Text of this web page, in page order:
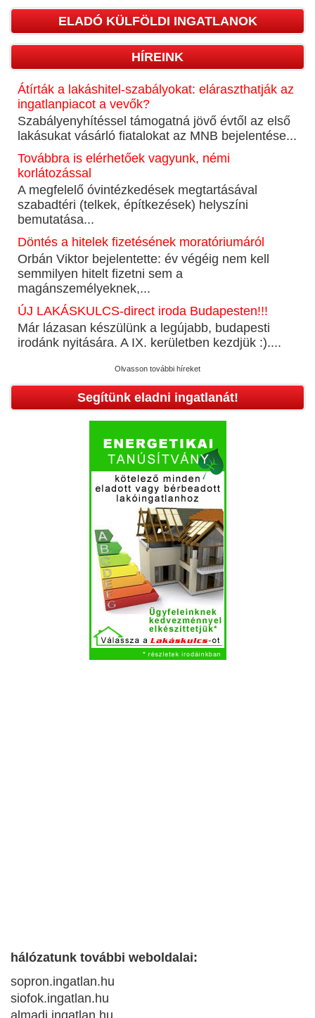
ELADÓ KÜLFÖLDI INGATLANOK
HÍREINK
Átírták a lakáshitel-szabályokat: eláraszthatják az
ingatlanpiacot a vevők?
Szabályenyhítéssel támogatná jövő évtől az első
lakásukat vásárló fiatalokat az MNB bejelentése...
Továbbra is elérhetőek vagyunk, némi
korlátozással
A megfelelő óvintézkedések megtartásával
szabadtéri (telkek, építkezések) helyszíni
bemutatása...
Döntés a hitelek fizetésének moratóriumáról
Orbán Viktor bejelentette: év végéig nem kell
semmilyen hitelt fizetni sem a
magánszemélyeknek,...
ÚJ LAKÁSKULCS-direct iroda Budapesten!!!
Már lázasan készülünk a legújabb, budapesti
irodánk nyitására. A IX. kerületben kezdjük :)....
Olvasson további híreket
Segítünk eladni ingatlanát!
hálózatunk további weboldalai:
sopron.ingatlan.hu
siofok.ingatlan.hu
almadi.ingatlan.hu